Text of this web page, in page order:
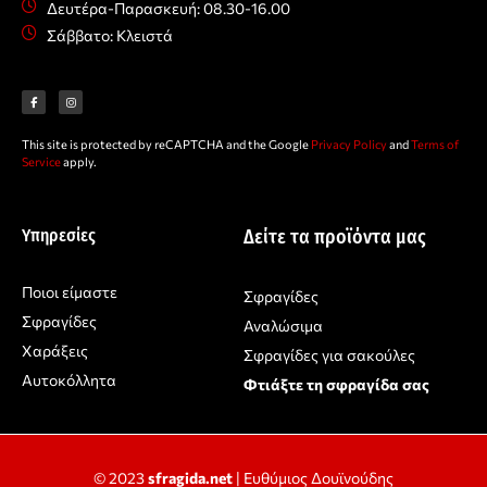
Δευτέρα-Παρασκευή: 08.30-16.00
Σάββατο: Κλειστά
c
e
b
o
k
-
s
t
a
r
a
m
This site is protected by reCAPTCHA and the Google Privacy PolicyandTerms of
Serviceapply.
Υπηρεσίες
Ποιοι είμαστε
Σφραγίδες
Χαράξεις
Αυτοκόλλητα
Δείτε τα προϊόντα μας
Σφραγίδες
Αναλώσιμα
Σφραγίδες για σακούλες
Φτιάξτε τη σφραγίδα σας
© 2023sfragida.net | Ευθύμιος Δουϊνούδης